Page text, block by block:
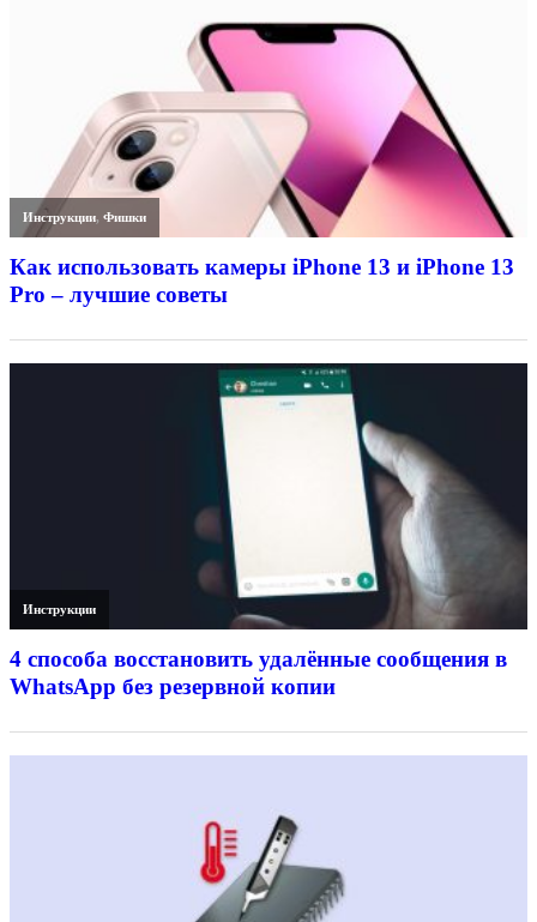
Инструкции,Фишки
Как использовать камеры iPhone 13 и iPhone 13
Pro – лучшие советы
Инструкции
4 способа восстановить удалённые сообщения в
WhatsApp без резервной копии